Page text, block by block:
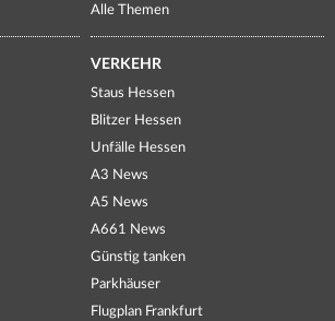
Alle Themen
VERKEHR
Staus Hessen
Blitzer Hessen
Unfälle Hessen
A3 News
A5 News
A661 News
Günstig tanken
Parkhäuser
Flugplan Frankfurt